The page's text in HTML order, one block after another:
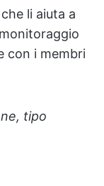
li aiuta a
con i membri
tipo